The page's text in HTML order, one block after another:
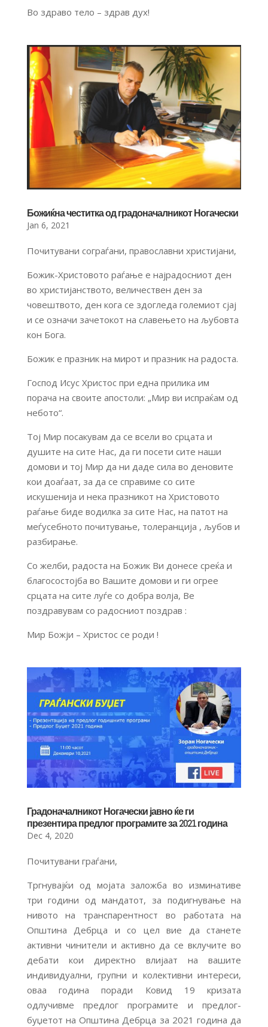
Во здраво тело – здрав дух!
Божиќна честитка од градоначалникот Ногачески
Jan 6, 2021
Почитувани сограѓани, православни христијани,
Божик-Христовото раѓање е најрадосниот ден
во христијанството, величествен ден за
човештвото, ден кога се здогледа големиот сјај
и се означи зачетокот на славењето на љубовта
кон Бога.
Божик е празник на мирот и празник на радоста.
Господ Исус Христос при една прилика им
порача на своите апостоли: „Мир ви испраќам од
небото“.
Тој Мир посакувам да се всели во срцата и
душите на сите Нас, да ги посети сите наши
домови и тој Мир да ни даде сила во деновите
кои доаѓаат, за да се справиме со сите
искушенија и нека празникот на Христовото
раѓање биде водилка за сите Нас, на патот на
меѓусебното почитување, толеранција , љубов и
разбирање.
Со желби, радоста на Божик Ви донесе среќа и
благосостојба во Вашите домови и ги огрее
срцата на сите луѓе со добра волја, Ве
поздравувам со радосниот поздрав :
Мир Божји – Христос се роди !
Градоначалникот Ногачески јавно ќе ги
презентира предлог програмите за 2021 година
Dec 4, 2020
Почитувани граѓани,
Тргнувајќи од мојата заложба во изминативе
три години од мандатот, за подигнување на
нивото на транспарентност во работата на
Општина Дебрца и со цел вие да станете
активни чинители и активно да се вклучите во
дебати кои директно влијаат на вашите
индивидуални, групни и колективни интереси,
оваа година поради Ковид 19 кризата
одлучивме предлог програмите и предлог-
буџетот на Општина Дебрца за 2021 година да